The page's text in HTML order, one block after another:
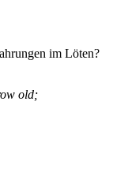
im Löten?
old;